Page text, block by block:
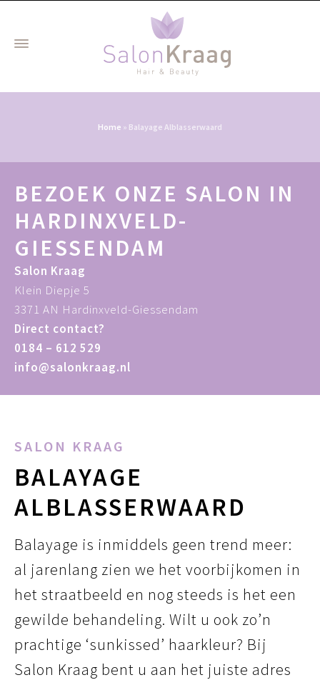
Home » Balayage Alblasserwaard
BEZOEK ONZE SALON IN
HARDINXVELD-
GIESSENDAM
Salon Kraag
Klein Diepje 5
3371 AN Hardinxveld-Giessendam
Direct contact?
0184 – 612 529
info@salonkraag.nl
SALON KRAAG
BALAYAGE
ALBLASSERWAARD
Balayage is inmiddels geen trend meer:
al jarenlang zien we het voorbijkomen in
het straatbeeld en nog steeds is het een
gewilde behandeling. Wilt u ook zo’n
prachtige ‘sunkissed’ haarkleur? Bij
Salon Kraag bent u aan het juiste adres